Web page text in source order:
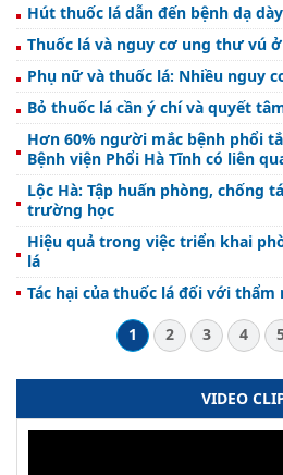
Hút thuốc lá dẫn đến bệnh dạ dày
Thuốc lá và nguy cơ ung thư vú
Phụ nữ và thuốc lá: Nhiều nguy
Bỏ thuốc lá cần ý chí và quyết
Hơn 60% người mắc bệnh phổi
Bệnh viện Phổi Hà Tĩnh có liên
thuốc lào
Lộc Hà: Tập huấn phòng, chống
trường học
Hiệu quả trong việc triển khai
lá
Tác hại của thuốc lá đối với thẩm
1
2 3 4
VIDEO